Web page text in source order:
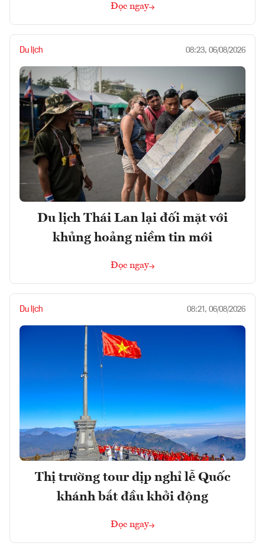
Đọc ngay
Du lịch 08:23, 06/08/2026
Du lịch Thái Lan lại đối mặt với
khủng hoảng niềm tin mới
Đọc ngay
Du lịch 08:21, 06/08/2026
Thị trường tour dịp nghỉ lễ Quốc
khánh bắt đầu khởi động
Đọc ngay